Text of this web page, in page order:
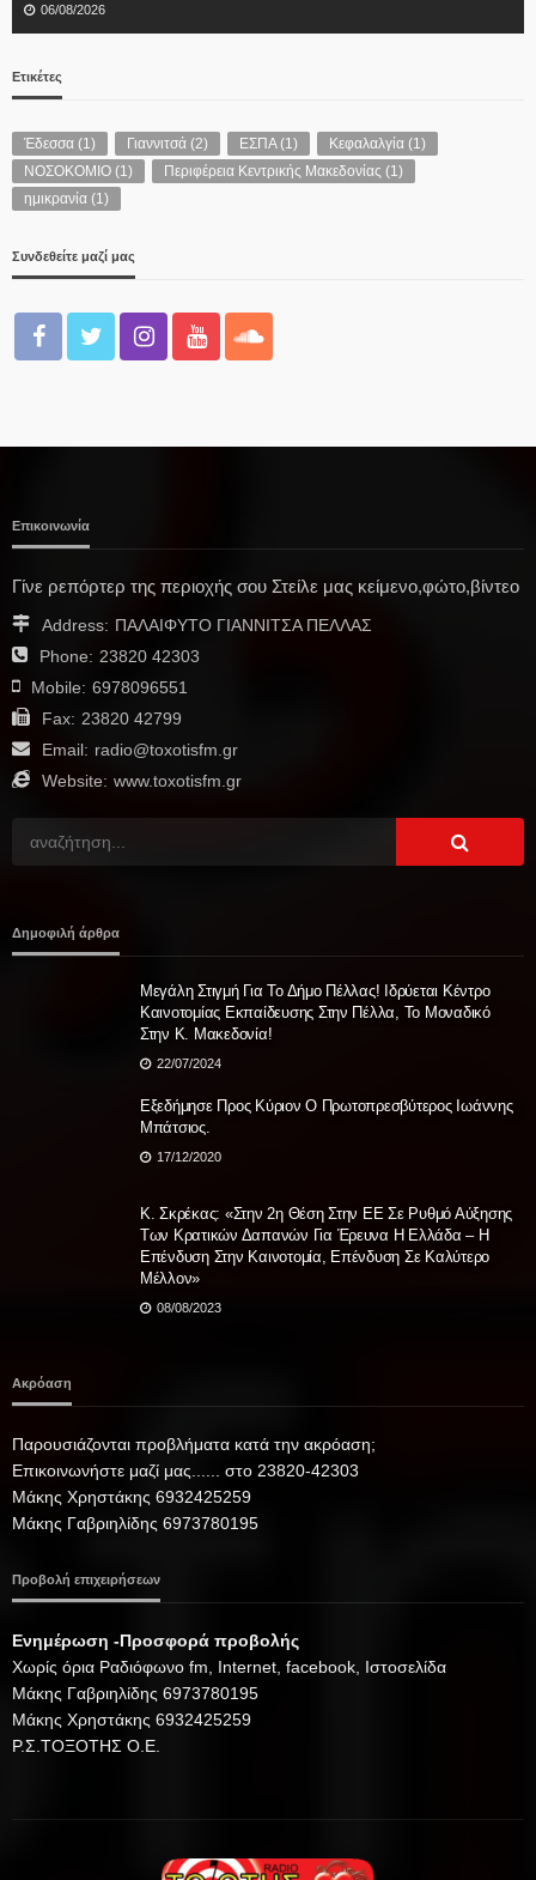
06/08/2026
Ετικέτες
Έδεσσα (1) Γιαννιτσά (2) ΕΣΠΑ(1) Κεφαλαλγία (1)
ΝΟΣΟΚΟΜΙΟ (1) Περιφέρεια Κεντρικής Μακεδονίας (1)
ημικρανία (1)
Συνδεθείτε μαζί μας
Επικοινωνία
Γίνε ρεπόρτερ της περιοχής σου Στείλε μας κείμενο,φώτο,βίντεο
Address: ΠΑΛΑΙΦΥΤΟ ΓΙΑΝΝΙΤΣΑ ΠΕΛΛΑΣ
Phone: 23820 42303
Mobile: 6978096551
Fax: 23820 42799
Email: radio@toxotisfm.gr
Website: www.toxotisfm.gr
Δημοφιλή άρθρα
Μεγάλη Στιγμή Για Το Δήμο Πέλλας! Ιδρύεται Κέντρο
Καινοτομίας Εκπαίδευσης Στην Πέλλα, Το Μοναδικό
Στην Κ. Μακεδονία!
22/07/2024
Εξεδήμησε Προς Κύριον Ο Πρωτοπρεσβύτερος Ιωάννης
Μπάτσιος.
17/12/2020
Κ. Σκρέκας: «Στην 2η Θέση Στην ΕΕ Σε Ρυθμό Αύξησης
Των Κρατικών Δαπανών Για Έρευνα Η Ελλάδα – Η
Επένδυση Στην Καινοτομία, Επένδυση Σε Καλύτερο
Μέλλον»
08/08/2023
Ακρόαση
Παρουσιάζονται προβλήματα κατά την ακρόαση;
Επικοινωνήστε μαζί μας...... στο 23820-42303
Μάκης Χρηστάκης 6932425259
Μάκης Γαβριηλίδης 6973780195
Προβολή επιχειρήσεων
Ενημέρωση -Προσφορά προβολής
Xωρίς όρια Ραδιόφωνο fm, Internet, facebook, Ιστοσελίδα
Μάκης Γαβριηλίδης 6973780195
Μάκης Χρηστάκης 6932425259
Ρ.Σ.ΤΟΞΟΤΗΣ Ο.Ε.